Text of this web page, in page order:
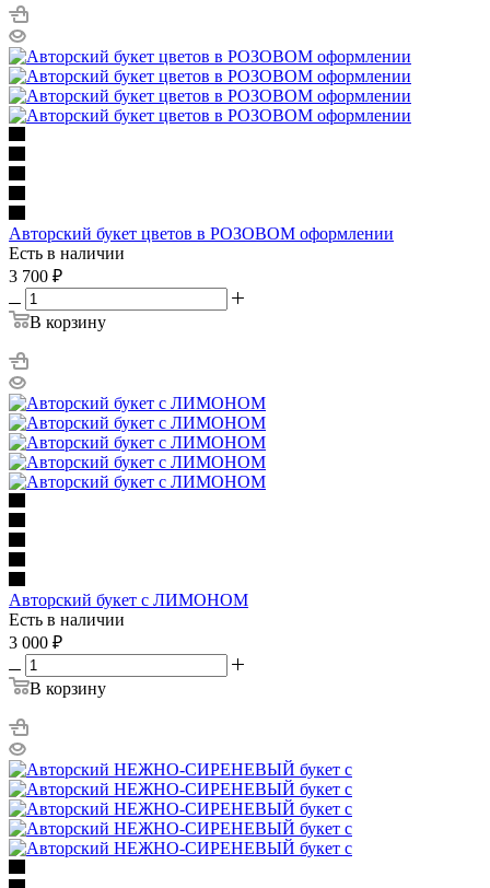
Авторский букет цветов в РОЗОВОМ оформлении
Есть в наличии
3 700 ₽
В корзину
Авторский букет с ЛИМОНОМ
Есть в наличии
3 000 ₽
В корзину